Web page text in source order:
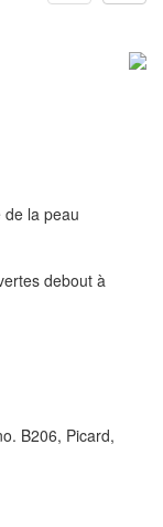
de la peau
debout à
B206, Picard,